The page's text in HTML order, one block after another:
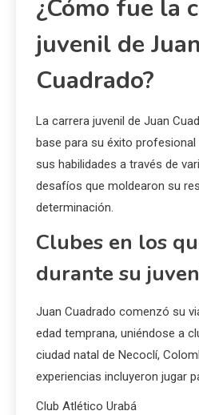
¿Cómo fue la
juvenil de Juan
Cuadrado?
La carrera juvenil de Juan
base para su éxito
sus habilidades a través de
desafíos que moldearon su
determinación.
Clubes en los
durante su
Juan Cuadrado comenzó su
edad temprana, uniéndose a
ciudad natal de Necoclí,
experiencias incluyeron jugar
Club Atlético Urabá